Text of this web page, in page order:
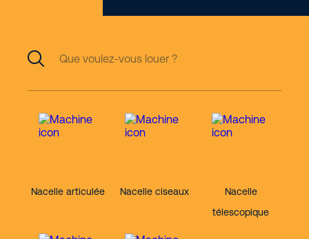
Nacelle articulée Nacelle ciseaux
Nacelle
télescopique